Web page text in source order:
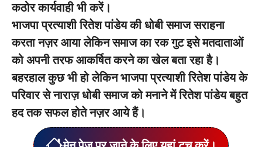
कठोर कार्यवाही भी करें।
भाजपा प्रत्याशी रितेश पांडेय की धोबी समाज सराहना
करता नज़र आया लेकिन समाज का रक गुट इसे मतदाताओं
को अपनी तरफ आकर्षित करने का खेल बता रहा है।
बहरहाल कुछ भी हो लेकिन भाजपा प्रत्याशी रितेश पांडेय के
परिवार से नाराज़ धोबी समाज को मनाने में रितेश पांडेय बहुत
हद तक सफल होते नज़र आये हैं।